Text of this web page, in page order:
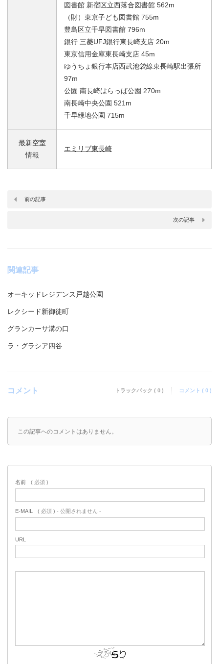
図書館 新宿区立西落合図書館 562m
（財）東京子ども図書館 755m
豊島区立千早図書館 796m
銀行 三菱UFJ銀行東長崎支店 20m
東京信用金庫東長崎支店 45m
ゆうちょ銀行本店西武池袋線東長崎駅出張所
97m
公園 南長崎はらっぱ公園 270m
南長崎中央公園 521m
千早緑地公園 715m
最新空室
情報
エミリブ東長崎
前の記事
次の記事
関連記事
オーキッドレジデンス戸越公園
レクシード新御徒町
グランカーサ溝の口
ラ・グラシア四谷
コメント トラックバック ( 0 ) コメント ( 0 )
この記事へのコメントはありません。
名前 ( 必須 )
E-MAIL ( 必須 ) - 公開されません -
URL